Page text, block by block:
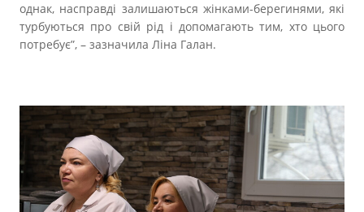
однак, насправді залишаються жінками-берегинями, які
турбуються про свій рід і допомагають тим, хто цього
потребує”, – зазначила Ліна Галан.